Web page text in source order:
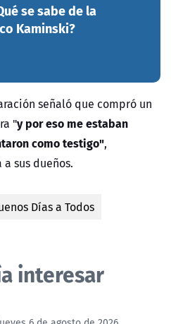
se sabe de la
Kaminski?
señaló que compró un
"y por eso me estaban
como testigo",
sus dueños.
Días a Todos
interesar